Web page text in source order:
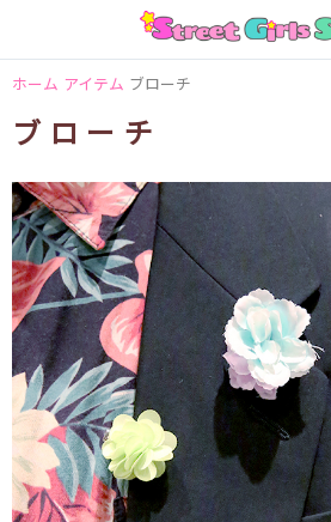
ホーム アイテム ブローチ
ブローチ